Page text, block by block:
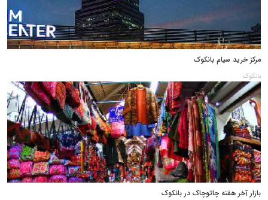
مرکز خرید سیام بانکوک
بانکوک
بازار آخر هفته چاتوچاک در بانکوک